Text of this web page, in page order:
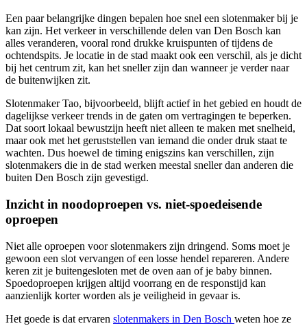
Een paar belangrijke dingen bepalen hoe snel een slotenmaker bij je
kan zijn. Het verkeer in verschillende delen van Den Bosch kan
alles veranderen, vooral rond drukke kruispunten of tijdens de
ochtendspits. Je locatie in de stad maakt ook een verschil, als je dicht
bij het centrum zit, kan het sneller zijn dan wanneer je verder naar
de buitenwijken zit.
Slotenmaker Tao, bijvoorbeeld, blijft actief in het gebied en houdt de
dagelijkse verkeer trends in de gaten om vertragingen te beperken.
Dat soort lokaal bewustzijn heeft niet alleen te maken met snelheid,
maar ook met het geruststellen van iemand die onder druk staat te
wachten. Dus hoewel de timing enigszins kan verschillen, zijn
slotenmakers die in de stad werken meestal sneller dan anderen die
buiten Den Bosch zijn gevestigd.
Inzicht in noodoproepen vs. niet-spoedeisende
oproepen
Niet alle oproepen voor slotenmakers zijn dringend. Soms moet je
gewoon een slot vervangen of een losse hendel repareren. Andere
keren zit je buitengesloten met de oven aan of je baby binnen.
Spoedoproepen krijgen altijd voorrang en de responstijd kan
aanzienlijk korter worden als je veiligheid in gevaar is.
Het goede is dat ervaren slotenmakers in Den Bosch weten hoe ze